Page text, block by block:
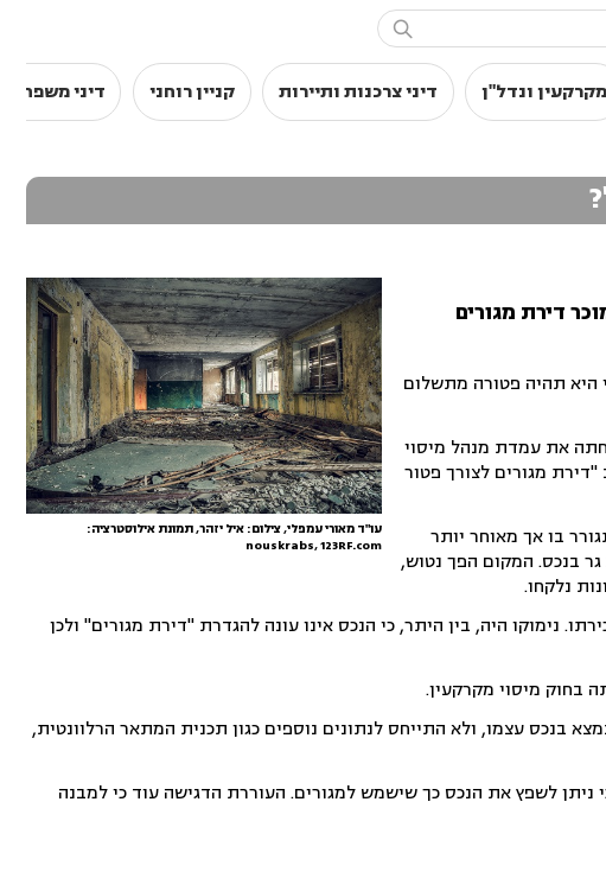

מקרקעין ונדל"ן דיני צרכנות ותיירות קניין רוחני דיני משפחה
עו"ד מאורי עמפלי, צילום: איל יזהר, תמונת אילוסטרציה:
nouskrabs, 123RF.com
דירת מגורים
היא תהיה פטורה מתשלום
את עמדת מנהל מיסוי
מגורים לצורך פטור
בו אך מאוחר יותר
בנכס. המקום הפך נטוש,
נלקחו.
נימוקו היה, בין היתר, כי הנכס אינו עונה להגדרת "דירת מגורים" ולכן
בחוק מיסוי מקרקעין.
בנכס עצמו, ולא התייחס לנתונים נוספים כגון תכנית המתאר הרלוונטית,
לשפץ את הנכס כך שישמש למגורים. העוררת הדגישה עוד כי למבנה